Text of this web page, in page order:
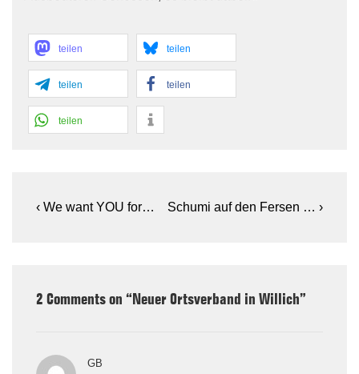
teilen teilen
teilen teilen
teilen
Beitragsnavigation
Previous
‹ We want YOU for…
Next
Schumi auf den Fersen … ›
2 Comments on “Neuer Ortsverband in Willich”
GB